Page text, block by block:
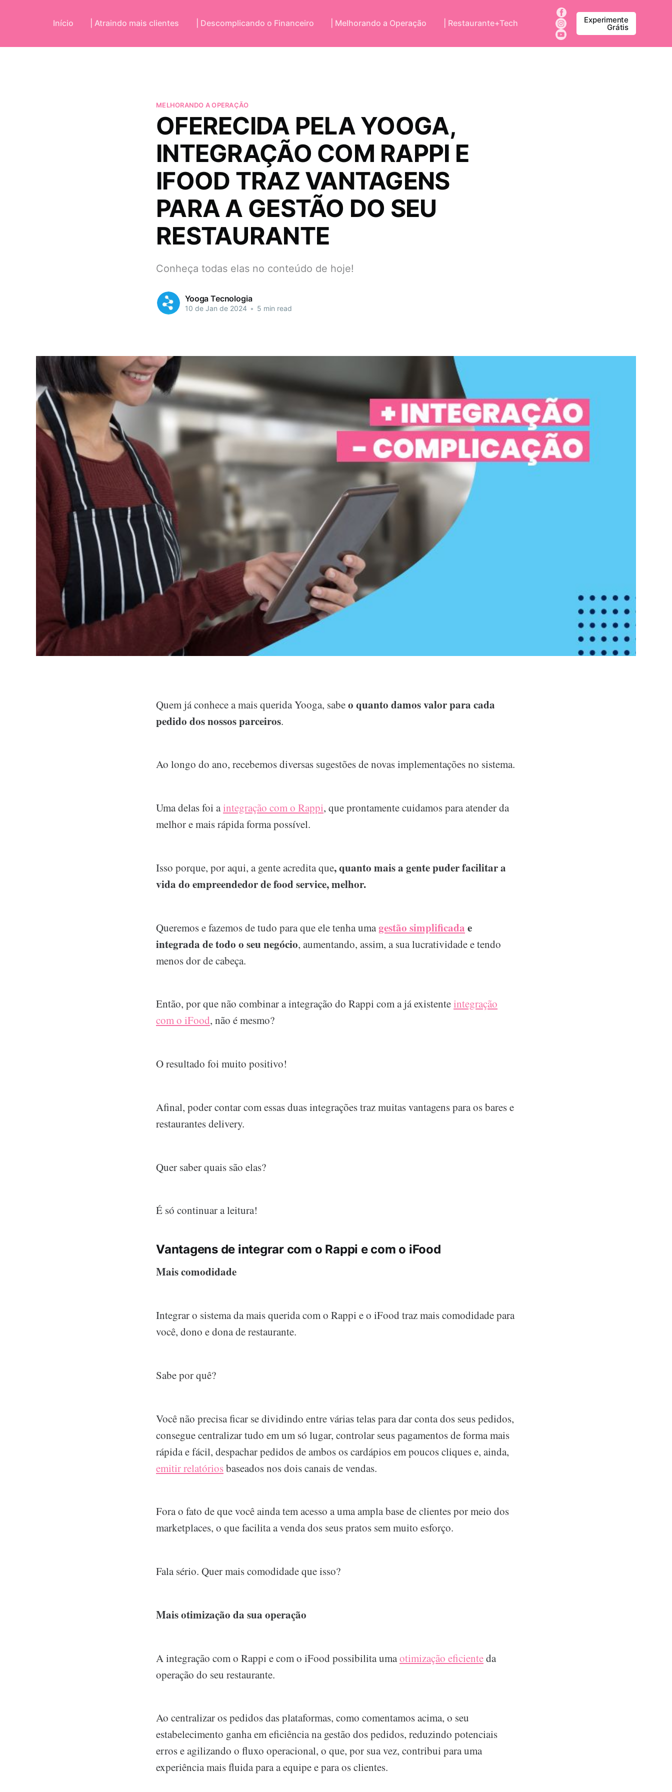
Início | Atraindo mais clientes | Descomplicando o Financeiro | Melhorando a Operação | Restaurante+Tech Experimente
Grátis
MELHORANDO A OPERAÇÃO
OFERECIDA PELA YOOGA,
INTEGRAÇÃO COM RAPPI E
IFOOD TRAZ VANTAGENS
PARA A GESTÃO DO SEU
RESTAURANTE
Conheça todas elas no conteúdo de hoje!
Yooga Tecnologia
10 de Jan de 2024 • 5 min read
Quem já conhece a mais querida Yooga, sabeo quanto damos valor para cada
pedido dos nossos parceiros.
Ao longo do ano, recebemos diversas sugestões de novas implementações no sistema.
Uma delas foi aintegração com o Rappi, que prontamente cuidamos para atender da
melhor e mais rápida forma possível.
Isso porque, por aqui, a gente acredita que, quanto mais a gente puder facilitar a
vida do empreendedor de food service, melhor.
Queremos e fazemos de tudo para que ele tenha umagestão simplificada e
integrada de todo o seu negócio, aumentando, assim, a sua lucratividade e tendo
menos dor de cabeça.
Então, por que não combinar a integração do Rappi com a já existenteintegração
com o iFood, não é mesmo?
O resultado foi muito positivo!
Afinal, poder contar com essas duas integrações traz muitas vantagens para os bares e
restaurantes delivery.
Quer saber quais são elas?
É só continuar a leitura!
Vantagens de integrar com o Rappi e com o iFood
Mais comodidade
Integrar o sistema da mais querida com o Rappi e o iFood traz mais comodidade para
você, dono e dona de restaurante.
Sabe por quê?
Você não precisa ficar se dividindo entre várias telas para dar conta dos seus pedidos,
consegue centralizar tudo em um só lugar, controlar seus pagamentos de forma mais
rápida e fácil, despachar pedidos de ambos os cardápios em poucos cliques e, ainda,
emitir relatóriosbaseados nos dois canais de vendas.
Fora o fato de que você ainda tem acesso a uma ampla base de clientes por meio dos
marketplaces, o que facilita a venda dos seus pratos sem muito esforço.
Fala sério. Quer mais comodidade que isso?
Mais otimização da sua operação
A integração com o Rappi e com o iFood possibilita umaotimização eficienteda
operação do seu restaurante.
Ao centralizar os pedidos das plataformas, como comentamos acima, o seu
estabelecimento ganha em eficiência na gestão dos pedidos, reduzindo potenciais
erros e agilizando o fluxo operacional, o que, por sua vez, contribui para uma
experiência mais fluida para a equipe e para os clientes.